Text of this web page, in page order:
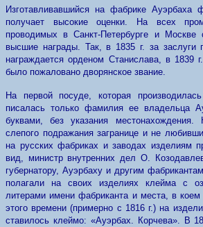
Изготавливавшийся на фабрике Ауэрбаха
получает высокие оценки. На всех
проводимых в Санкт-Петербурге и
высшие награды. Так, в 1835 г. за заслуги
награждается орденом Станислава, в
было пожаловано дворянское звание.
На первой посуде, которая
писалась только фамилия ее владельца
буквами, без указания местонахождения.
слепого подражания загранице и не
на русских фабриках и заводах изделиям
вид, министр внутренних дел О.
губернатору, Ауэрбаху и другим
полагали на своих изделиях клейма с
литерами имени фабриканта и места, в
этого времени (примерно с 1816 г.) на
ставилось клеймо: «Ауэрбах. Корчева». В